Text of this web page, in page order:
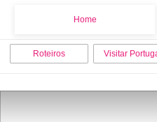
Home
Roteiros Visitar